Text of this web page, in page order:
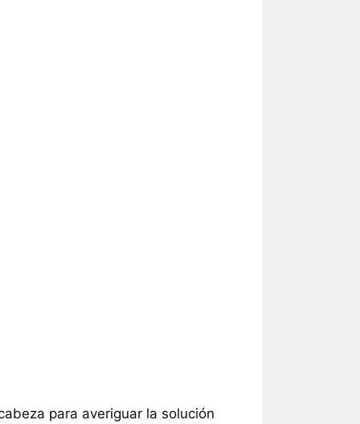
para averiguar la solución